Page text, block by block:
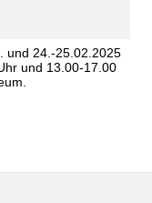
und 24.-25.02.2025
und 13.00-17.00